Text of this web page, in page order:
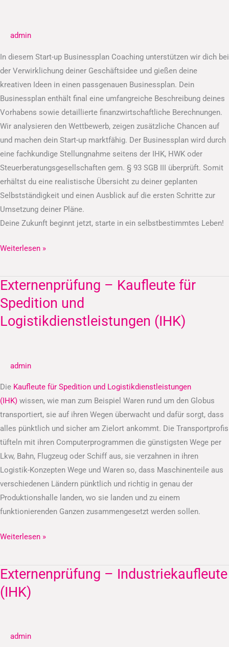
admin
In diesem Start-up Businessplan Coaching unterstützen wir dich bei
der Verwirklichung deiner Geschäftsidee und gießen deine
kreativen Ideen in einen passgenauen Businessplan. Dein
Businessplan enthält final eine umfangreiche Beschreibung deines
Vorhabens sowie detaillierte finanzwirtschaftliche Berechnungen.
Wir analysieren den Wettbewerb, zeigen zusätzliche Chancen auf
und machen dein Start-up marktfähig. Der Businessplan wird durch
eine fachkundige Stellungnahme seitens der IHK, HWK oder
Steuerberatungsgesellschaften gem. § 93 SGB III überprüft. Somit
erhältst du eine realistische Übersicht zu deiner geplanten
Selbstständigkeit und einen Ausblick auf die ersten Schritte zur
Umsetzung deiner Pläne.
Deine Zukunft beginnt jetzt, starte in ein selbstbestimmtes Leben!
Weiterlesen »
Externenprüfung – Kaufleute für
Spedition und
Logistikdienstleistungen (IHK)
admin
Die Kaufleute für Spedition und Logistikdienstleistungen
(IHK) wissen, wie man zum Beispiel Waren rund um den Globus
transportiert, sie auf ihren Wegen überwacht und dafür sorgt, dass
alles pünktlich und sicher am Zielort ankommt. Die Transportprofis
tüfteln mit ihren Computerprogrammen die günstigsten Wege per
Lkw, Bahn, Flugzeug oder Schiff aus, sie verzahnen in ihren
Logistik-Konzepten Wege und Waren so, dass Maschinenteile aus
verschiedenen Ländern pünktlich und richtig in genau der
Produktionshalle landen, wo sie landen und zu einem
funktionierenden Ganzen zusammengesetzt werden sollen.
Externenprüfung
–
Kaufleute
für
Logistikdienstleistungen
Weiterlesen »
Externenprüfung – Industriekaufleute
(IHK)
admin
Externenprüfung
–
Industriekaufleute